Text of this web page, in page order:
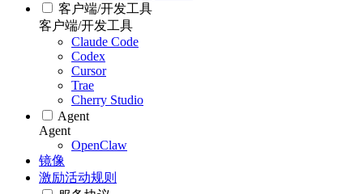
客户端/开发工具
客户端/开发工具
Claude Code
Codex
Cursor
Trae
Cherry Studio
Agent
Agent
OpenClaw
镜像
激励活动规则